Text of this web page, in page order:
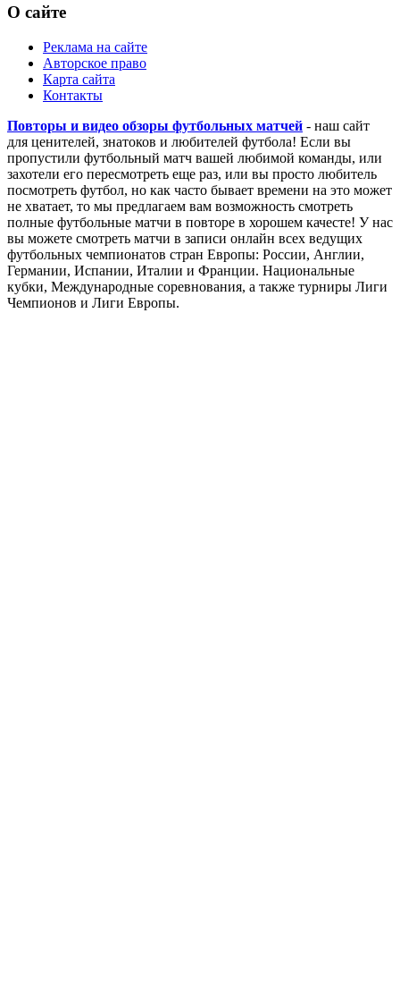
О сайте
Реклама на сайте
Авторское право
Карта сайта
Контакты
Повторы и видео обзоры футбольных матчей - наш сайт
для ценителей, знатоков и любителей футбола! Если вы
пропустили футбольный матч вашей любимой команды, или
захотели его пересмотреть еще раз, или вы просто любитель
посмотреть футбол, но как часто бывает времени на это может
не хватает, то мы предлагаем вам возможность смотреть
полные футбольные матчи в повторе в хорошем качесте! У нас
вы можете смотреть матчи в записи онлайн всех ведущих
футбольных чемпионатов стран Европы: России, Англии,
Германии, Испании, Италии и Франции. Национальные
кубки, Международные соревнования, а также турниры Лиги
Чемпионов и Лиги Европы.